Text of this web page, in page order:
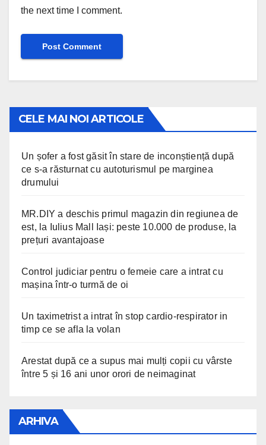
the next time I comment.
CELE MAI NOI ARTICOLE
Un șofer a fost găsit în stare de inconștiență după
ce s-a răsturnat cu autoturismul pe marginea
drumului
MR.DIY a deschis primul magazin din regiunea de
est, la Iulius Mall Iași: peste 10.000 de produse, la
prețuri avantajoase
Control judiciar pentru o femeie care a intrat cu
mașina într-o turmă de oi
Un taximetrist a intrat în stop cardio-respirator in
timp ce se afla la volan
Arestat după ce a supus mai mulți copii cu vârste
între 5 și 16 ani unor orori de neimaginat
ARHIVA